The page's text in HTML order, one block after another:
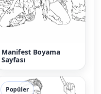
Manifest Boyama
Sayfası
Popüler